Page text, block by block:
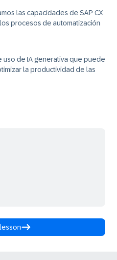
las capacidades de SAP CX
procesos de automatización
uso de IA generativa que puede
la productividad de las